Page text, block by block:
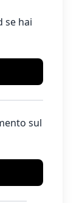
se hai
sul